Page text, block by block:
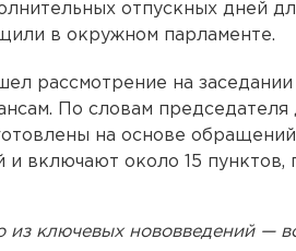
отпускных дней
в окружном парламенте.
рассмотрение на
По словам председателя
на основе
и включают около 15 пунктов,
из ключевых нововведений —